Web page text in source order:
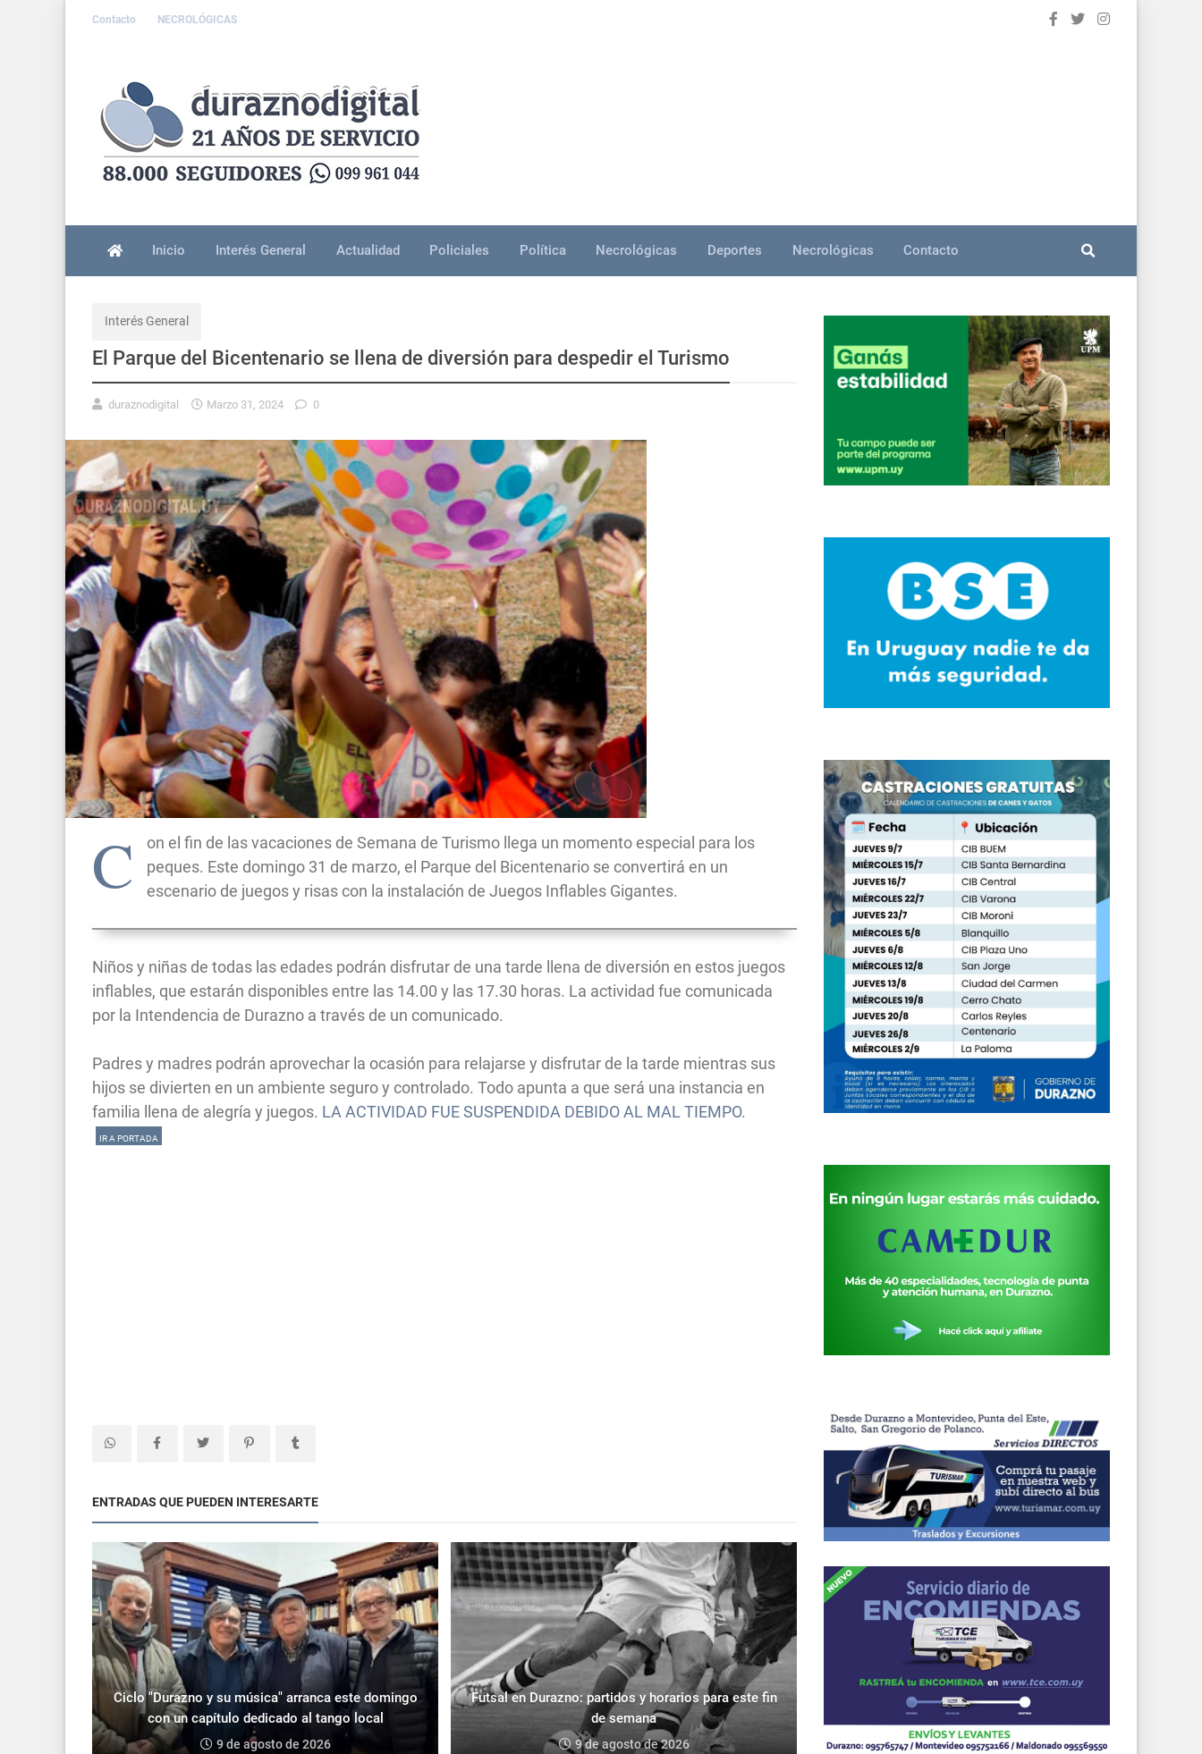
Contacto NECROLÓGICAS
Inicio Interés General Actualidad Policiales Política Necrológicas Deportes Necrológicas Contacto
Interés General
El Parque del Bicentenario se llena de diversión para despedir el Turismo
duraznodigital Marzo 31, 2024 0
C
on el fin de las vacaciones de Semana de Turismo llega un momento especial para los
peques. Este domingo 31 de marzo, el Parque del Bicentenario se convertirá en un
escenario de juegos y risas con la instalación de Juegos Inflables Gigantes.
Niños y niñas de todas las edades podrán disfrutar de una tarde llena de diversión en estos juegos
inflables, que estarán disponibles entre las 14.00 y las 17.30 horas. La actividad fue comunicada
por la Intendencia de Durazno a través de un comunicado.
Padres y madres podrán aprovechar la ocasión para relajarse y disfrutar de la tarde mientras sus
hijos se divierten en un ambiente seguro y controlado. Todo apunta a que será una instancia en
familia llena de alegría y juegos. LA ACTIVIDAD FUE SUSPENDIDA DEBIDO AL MAL TIEMPO.
IR A PORTADA
ENTRADAS QUE PUEDEN INTERESARTE
Ciclo "Durazno y su música" arranca este domingo
con un capítulo dedicado al tango local
9 de agosto de 2026
Futsal en Durazno: partidos y horarios para este fin
de semana
9 de agosto de 2026